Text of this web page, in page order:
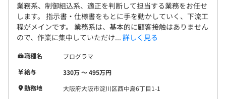
業務系、制御組込系、適正を判断して担当する業務をお任せ
します。 指示書・仕様書をもとに手を動かしていく、下流工
程がメインです。 業務系は、基本的に顧客接触はありません
ので、作業に集中していただけ... 詳しく見る
職種名
プログラマ
給与
330万 〜 495万円
勤務地
大阪府大阪市淀川区西中島6丁目1-1